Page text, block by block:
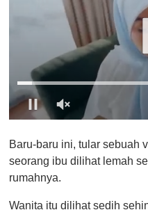
f
1
i
u
Baru-baru ini, tular sebuah
seorang ibu dilihat lemah
rumahnya.
Wanita itu dilihat sedih